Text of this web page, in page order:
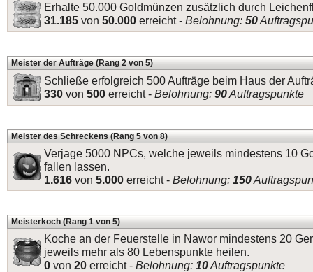
Erhalte 50.000 Goldmünzen zusätzlich durch
31.185 von 50.000 erreicht - Belohnung: 50
Meister der Aufträge (Rang 2 von 5)
Schließe erfolgreich 500 Aufträge beim Haus der
330 von 500 erreicht - Belohnung: 90Auftragspunkte
Meister des Schreckens (Rang 5 von 8)
Verjage 5000 NPCs, welche jeweils mindestens 10
fallen lassen.
1.616 von 5.000 erreicht - Belohnung: 150
Meisterkoch (Rang 1 von 5)
Koche an der Feuerstelle in Nawor mindestens 20
jeweils mehr als 80 Lebenspunkte heilen.
0 von 20 erreicht - Belohnung: 10Auftragspunkte